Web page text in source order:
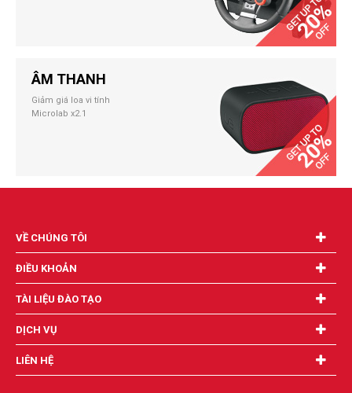
ÂM THANH
Giảm giá loa vi tính
Microlab x2.1
VỀ CHÚNG TÔI
ĐIỀU KHOẢN
TÀI LIỆU ĐÀO TẠO
DỊCH VỤ
LIÊN HỆ